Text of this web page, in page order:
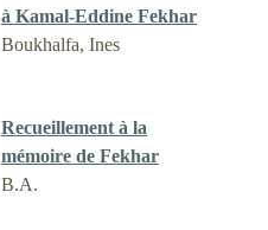
à Kamal-Eddine Fekhar
Boukhalfa, Ines
Recueillement à la
mémoire de Fekhar
B.A.